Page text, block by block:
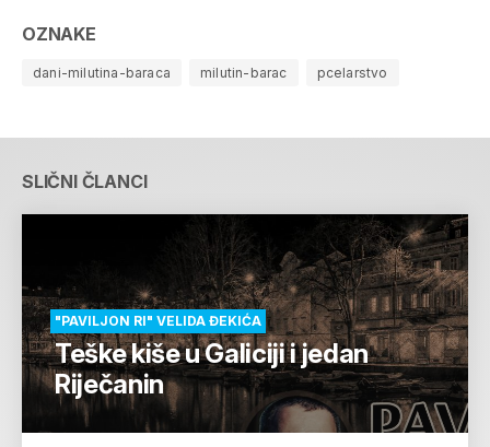
OZNAKE
dani-milutina-baraca milutin-barac pcelarstvo
SLIČNI ČLANCI
"PAVILJON RI" VELIDA ĐEKIĆA
Teške kiše u Galiciji i jedan
Riječanin